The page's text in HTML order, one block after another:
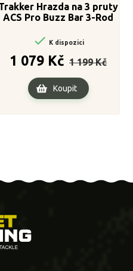
Hrazda na 3 pruty
ACS Pro Buzz Bar 3-Rod
 K dispozici
1 079 Kč
cena
1 199 Kč
Koupit